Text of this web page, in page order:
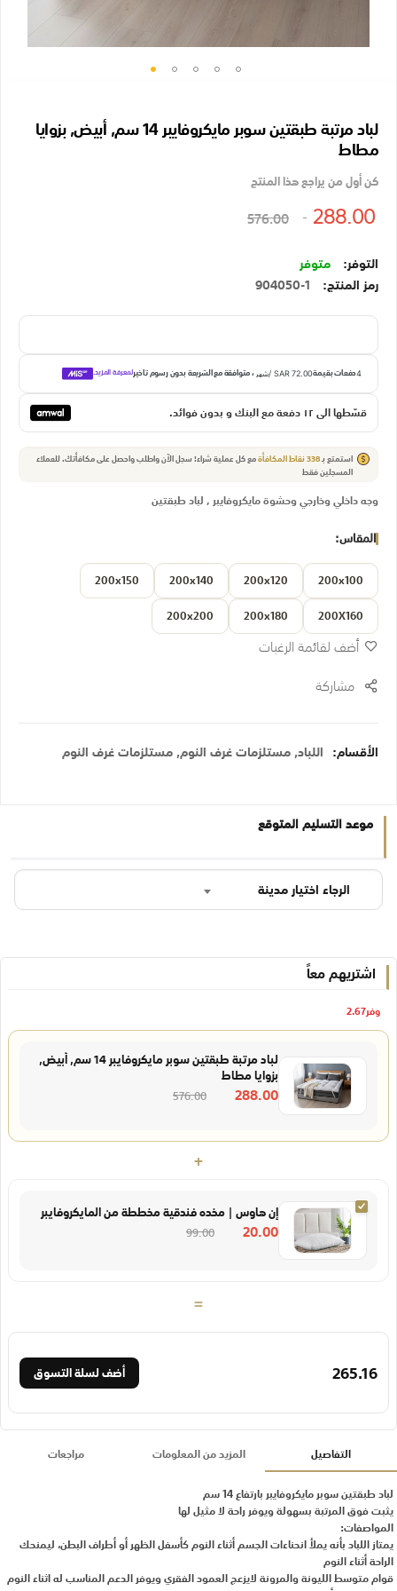
بداية
معرض
الصور
لباد مرتبة طبقتين سوبر مايكروفايبر 14 سم, أبيض, بزوايا
مطاط
كن أول من يراجع هذا المنتج
288.00
576.00
متوفر
رمز المنتج
904050-1
قسّطها الي ١٢ دفعة مع البنك و بدون فوائد.
استمتع بـ338نقاط المكافأةمع كل عملية شراء! سجل الآن واطلب واحصل على مكافأتك.للعملاء
المسجلين فقط
وجه داخلي وخارجي وحشوة مايكروفايبر , لباد طبقتين
المقاس
200x100
200x120
200x140
200x150
200X160
200x180
200x200
أضف لقائمة الرغبات
مشاركة
الأقسام: اللباد,مستلزمات غرف النوم,مستلزمات غرف النوم
موعد التسليم المتوقع
الرجاء اختيار مدينة
اشتريهم معاً
لباد مرتبة طبقتين سوبر مايكروفايبر 14 سم, أبيض,
بزوايا مطاط
288.00
576.00
+
إن هاوس | مخده فندقية مخططة من المايكروفايبر
20.00
99.00
=
وفر2.67
265.16 أضف لسلة التسوق
التفاصيل
لباد طبقتين سوبر مايكروفايبر بارتفاع 14 سم
يثبت فوق المرتبة بسهولة ويوفر راحة لا مثيل لها
المواصفات:
يمتاز اللباد بأنه يملأ انحناءات الجسم أثناء النوم كأسفل الظهر أو أطراف البطن، ليمنحك
الراحة أثناء النوم
قوام متوسط الليونة والمرونة لايزعج العمود الفقري ويوفر الدعم المناسب له اثناء النوم
المزيد من المعلومات مراجعات